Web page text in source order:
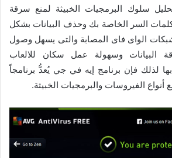
سلوك البرمجيات الخبيثة لمنع سرقة
السر الخاصة بك وحذف البيانات بشكل
الواى فاى المصابة والتى يسهل وصول
البيانات وسهولة عمل سكان للالعاب
لذلك فإن برنامج إيه في جي يُعدُّ برنامجاً
أنواع الفيروسات والبرمجيات الخبيثة.